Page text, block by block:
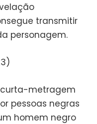
transmitir
personagem.
curta-metragem
pessoas negras
homem negro